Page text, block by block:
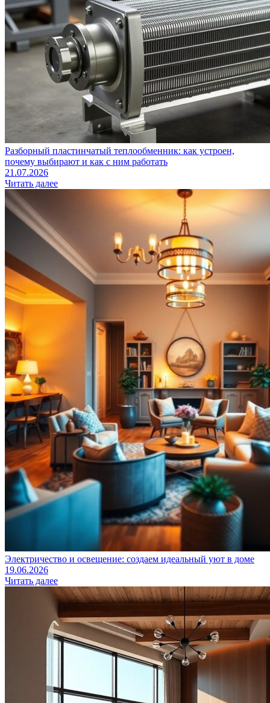
Разборный пластинчатый теплообменник: как устроен,
почему выбирают и как с ним работать
21.07.2026
Читать далее
Электричество и освещение: создаем идеальный уют в доме
19.06.2026
Читать далее